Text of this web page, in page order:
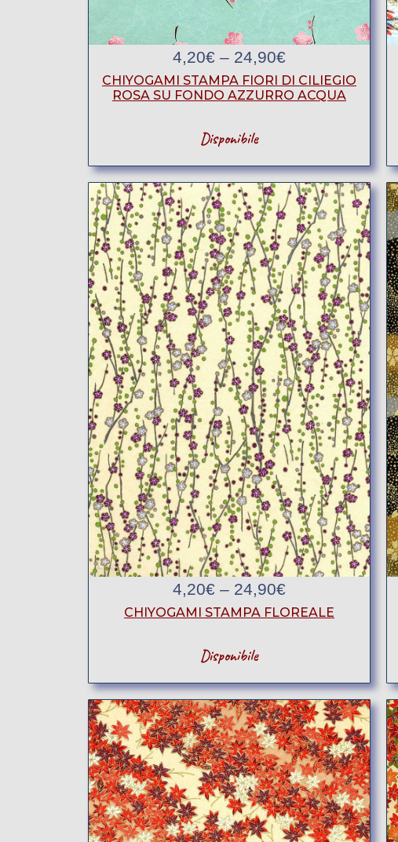
4,20€ – 24,90€
CHIYOGAMI STAMPA FIORI DI CILIEGIO
ROSA SU FONDO AZZURRO ACQUA
Disponibile
4,20€ – 24,90€
CHIYOGAMI STAMPA FLOREALE
Disponibile